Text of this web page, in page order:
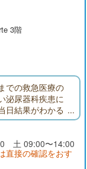
3階
での救急医療の
泌尿器科疾患に
日結果がわかる
断と、プライバ
原木中山駅東
い物の合間にも
土 09:00〜14:00
直接の確認をおす